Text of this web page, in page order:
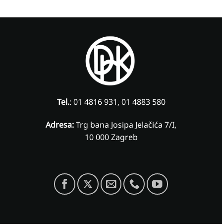
Tel.: 01 4816 931, 01 4883 580
Adresa:Trg bana Josipa Jelačića 7/I,
10 000 Zagreb